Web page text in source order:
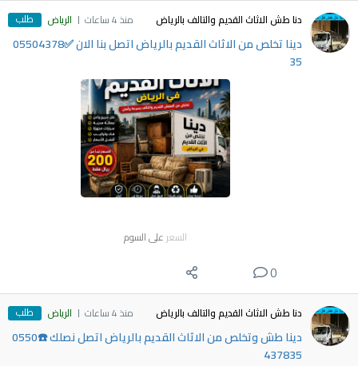
دنا طش الاثاث القديم والتالف بالرياض منذ 4 ساعات الرياض طلب
دينا تخلص من الاثاث القديم بالرياض اتصل بنا الان ✅05504378
35
السعر على السوم
0
دنا طش الاثاث القديم والتالف بالرياض منذ 4 ساعات الرياض طلب
دينا طش وتخلص من الاثاث القديم بالرياض اتصل نصلك ☎️0550
437835